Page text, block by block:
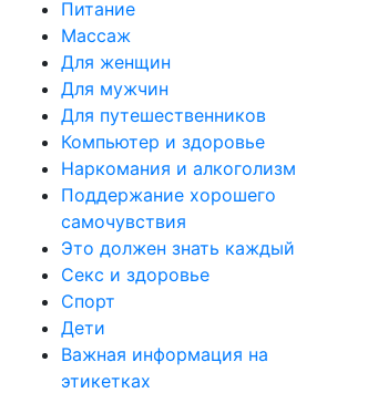
Питание
Массаж
Для женщин
Для мужчин
Для путешественников
Компьютер и здоровье
Наркомания и алкоголизм
Поддержание хорошего
самочувствия
Это должен знать каждый
Секс и здоровье
Спорт
Дети
Важная информация на
этикетках